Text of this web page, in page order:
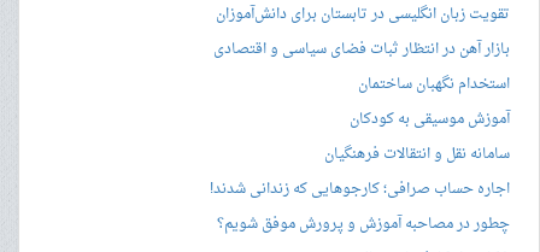
تقویت زبان انگلیسی در تابستان برای دانش‌آموزان
بازار آهن در انتظار ثبات فضای سیاسی و اقتصادی
استخدام نگهبان ساختمان
آموزش موسیقی به کودکان
سامانه نقل و انتقالات فرهنگیان
اجاره حساب صرافی؛ کارجوهایی که زندانی شدند!
چطور در مصاحبه‌ آموزش و پرورش موفق شویم؟